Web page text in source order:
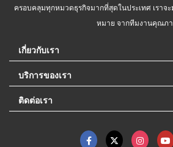
ครอบคลุมทุกหมวดธุรกิจมากที่สุดในประเทศ เราจ
หมาย จากทีมงานคุณภ
เกี่ยวกับเรา
บริการของเรา
ติดต่อเรา